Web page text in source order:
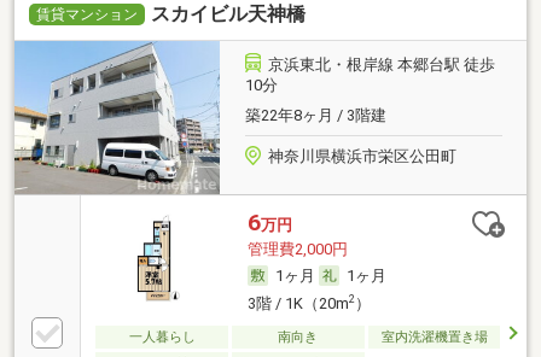
賃貸マンション スカイビル天神橋
京浜東北・根岸線 本郷台駅 徒歩
10分
築22年8ヶ月 / 3階建
神奈川県横浜市栄区公田町
6万円
管理費2,000円
1ヶ月
1ヶ月
3階 / 1K（20m2）
一人暮らし 南向き
室内洗濯機置き場